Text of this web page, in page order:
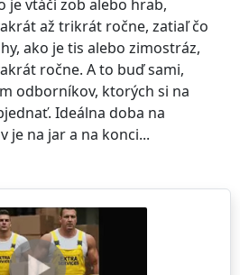
je vtáčí zob alebo hrab,
až trikrát ročne, zatiaľ čo
ako je tis alebo zimostráz,
ročne. A to buď sami,
odborníkov, ktorých si na
Ideálna doba na
je na jar a na konci...